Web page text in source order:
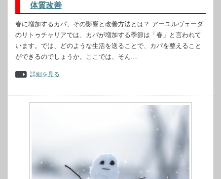
体質改善
春に増加するカパ、その影響と改善方法とは？ アーユルヴェーダ
のリトゥチャリアでは、カパが増加する季節は「春」と言われて
います。では、どのような生活を送ることで、カパを整えること
ができるのでしょうか。ここでは、そん…
詳細を見る